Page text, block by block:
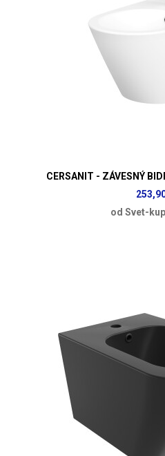
CERSANIT - ZÁVESNÝ
od Svet-